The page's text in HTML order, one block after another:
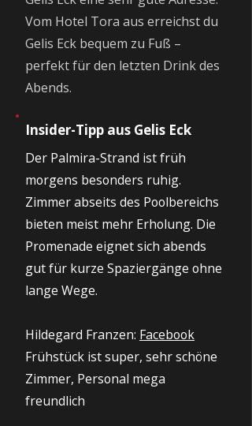
Vom Hotel Tora aus erreichst du
Gelis Eck bequem zu Fuß –
perfekt für den letzten Drink des
Abends.
Insider-Tipp aus Gelis Eck
Der Palmira-Strand ist früh
morgens besonders ruhig.
Zimmer abseits des Poolbereichs
bieten meist mehr Erholung. Die
Promenade eignet sich abends
gut für kurze Spaziergänge ohne
lange Wege.
Hildegard Franzen: Facebook
Frühstück ist super, sehr schöne
Zimmer, Personal mega
freundlich